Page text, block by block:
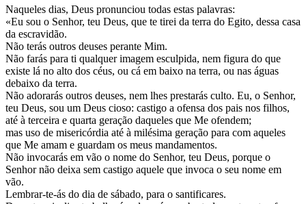
Naqueles dias, Deus pronunciou todas estas palavras:
«Eu sou o Senhor, teu Deus, que te tirei da terra do Egito, dessa casa
da escravidão.
Não terás outros deuses perante Mim.
Não farás para ti qualquer imagem esculpida, nem figura do que
existe lá no alto dos céus, ou cá em baixo na terra, ou nas águas
debaixo da terra.
Não adorarás outros deuses, nem lhes prestarás culto. Eu, o Senhor,
teu Deus, sou um Deus cioso: castigo a ofensa dos pais nos filhos,
até à terceira e quarta geração daqueles que Me ofendem;
mas uso de misericórdia até à milésima geração para com aqueles
que Me amam e guardam os meus mandamentos.
Não invocarás em vão o nome do Senhor, teu Deus, porque o
Senhor não deixa sem castigo aquele que invoca o seu nome em
vão.
Lembrar-te-ás do dia de sábado, para o santificares.